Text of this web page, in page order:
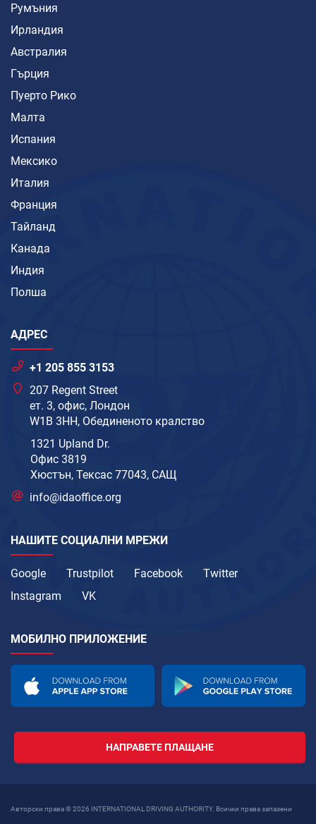
Румъния
Ирландия
Австралия
Гърция
Пуерто Рико
Малта
Испания
Мексико
Италия
Франция
Тайланд
Канада
Индия
Полша
АДРЕС
+1 205 855 3153
207 Regent Street
ет. 3, офис, Лондон
W1B 3HH, Обединеното кралство
1321 Upland Dr.
Офис 3819
Хюстън, Тексас 77043, САЩ
info@idaoffice.org
НАШИТЕ СОЦИАЛНИ МРЕЖИ
Google Trustpilot Facebook
Twitter
Instagram
VK
МОБИЛНО ПРИЛОЖЕНИЕ
НАПРАВЕТЕ ПЛАЩАНЕ
Авторски права © 2026 INTERNATIONAL DRIVING AUTHORITY. Всички права запазени